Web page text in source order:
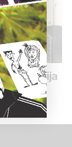
ekstazija
a